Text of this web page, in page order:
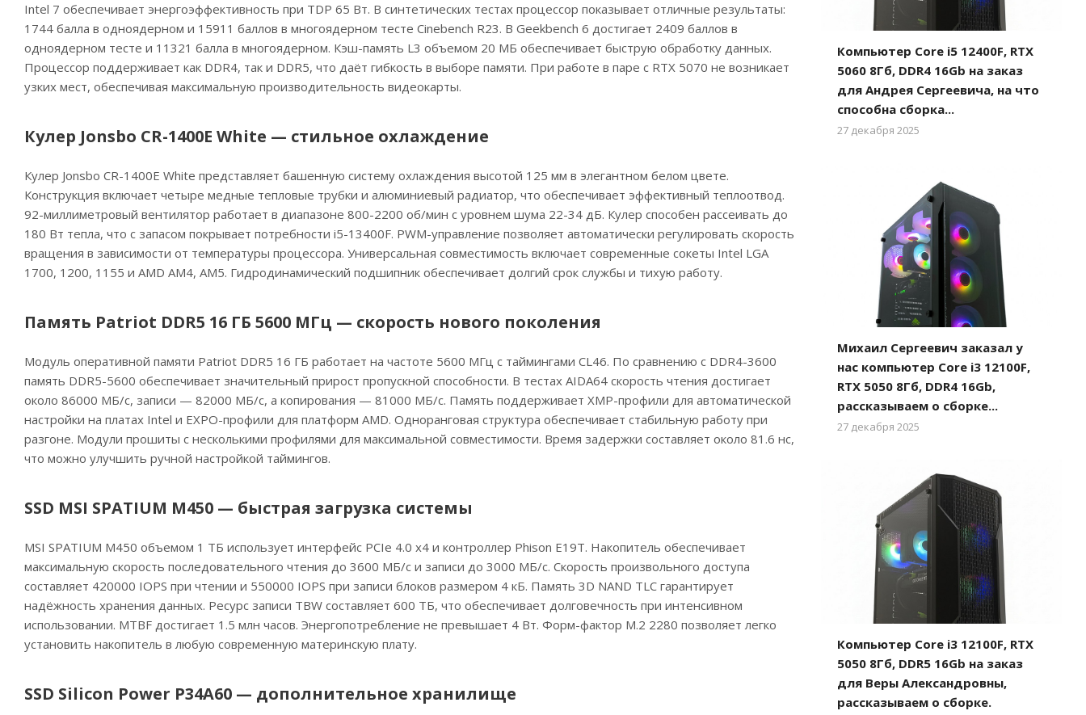
Intel 7 обеспечивает энергоэффективность при TDP 65 Вт. В синтетических тестах процессор показывает отличные результаты:
1744 балла в одноядерном и 15911 баллов в многоядерном тесте Cinebench R23. В Geekbench 6 достигает 2409 баллов в
одноядерном тесте и 11321 балла в многоядерном. Кэш-память L3 объемом 20 МБ обеспечивает быструю обработку данных.
Процессор поддерживает как DDR4, так и DDR5, что даёт гибкость в выборе памяти. При работе в паре с RTX 5070 не возникает
узких мест, обеспечивая максимальную производительность видеокарты.
Кулер Jonsbo CR-1400E White — стильное охлаждение
Кулер Jonsbo CR-1400E White представляет башенную систему охлаждения высотой 125 мм в элегантном белом цвете.
Конструкция включает четыре медные тепловые трубки и алюминиевый радиатор, что обеспечивает эффективный теплоотвод.
92-миллиметровый вентилятор работает в диапазоне 800-2200 об/мин с уровнем шума 22-34 дБ. Кулер способен рассеивать до
180 Вт тепла, что с запасом покрывает потребности i5-13400F. PWM-управление позволяет автоматически регулировать скорость
вращения в зависимости от температуры процессора. Универсальная совместимость включает современные сокеты Intel LGA
1700, 1200, 1155 и AMD AM4, AM5. Гидродинамический подшипник обеспечивает долгий срок службы и тихую работу.
Память Patriot DDR5 16 ГБ 5600 МГц — скорость нового поколения
Модуль оперативной памяти Patriot DDR5 16 ГБ работает на частоте 5600 МГц с таймингами CL46. По сравнению с DDR4-3600
память DDR5-5600 обеспечивает значительный прирост пропускной способности. В тестах AIDA64 скорость чтения достигает
около 86000 МБ/с, записи — 82000 МБ/с, а копирования — 81000 МБ/с. Память поддерживает XMP-профили для автоматической
настройки на платах Intel и EXPO-профили для платформ AMD. Одноранговая структура обеспечивает стабильную работу при
разгоне. Модули прошиты с несколькими профилями для максимальной совместимости. Время задержки составляет около 81.6 нс,
что можно улучшить ручной настройкой таймингов.
SSD MSI SPATIUM M450 — быстрая загрузка системы
MSI SPATIUM M450 объемом 1 ТБ использует интерфейс PCIe 4.0 x4 и контроллер Phison E19T. Накопитель обеспечивает
максимальную скорость последовательного чтения до 3600 МБ/с и записи до 3000 МБ/с. Скорость произвольного доступа
составляет 420000 IOPS при чтении и 550000 IOPS при записи блоков размером 4 кБ. Память 3D NAND TLC гарантирует
надёжность хранения данных. Ресурс записи TBW составляет 600 ТБ, что обеспечивает долговечность при интенсивном
использовании. MTBF достигает 1.5 млн часов. Энергопотребление не превышает 4 Вт. Форм-фактор M.2 2280 позволяет легко
установить накопитель в любую современную материнскую плату.
SSD Silicon Power P34A60 — дополнительное хранилище
Компьютер Core i5 12400F, RTX
5060 8Гб, DDR4 16Gb на заказ
для Андрея Сергеевича, на что
способна сборка...
27 декабря 2025
Михаил Сергеевич заказал у
нас компьютер Core i3 12100F,
RTX 5050 8Гб, DDR4 16Gb,
рассказываем о сборке...
27 декабря 2025
Компьютер Core i3 12100F, RTX
5050 8Гб, DDR5 16Gb на заказ
для Веры Александровны,
рассказываем о сборке.